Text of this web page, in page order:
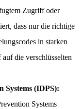
Zugriff oder
dass nur die richtige
in starken
die verschlüsselten
Systems (IDPS):
Systems